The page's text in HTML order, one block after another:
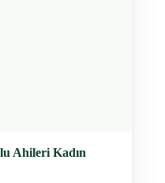
Ahileri Kadın